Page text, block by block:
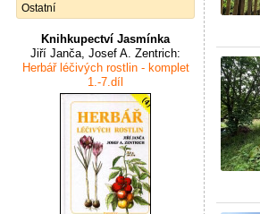
Ostatní
Knihkupectví Jasmínka
Jiří Janča, Josef A. Zentrich:
Herbář léčivých rostlin - komplet
1.-7.díl